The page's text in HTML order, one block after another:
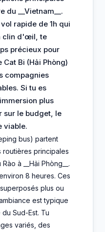
du __Vietnam__.
rapide de 1h qui
clin d'œil, te
précieux pour
Bi (Hải Phòng)
compagnies
Si tu es
plus
sur le budget, le
viable.
bus) partent
principales
à __Hải Phòng__.
8 heures. Ces
plus ou
est typique
Sud-Est. Tu
variés, des